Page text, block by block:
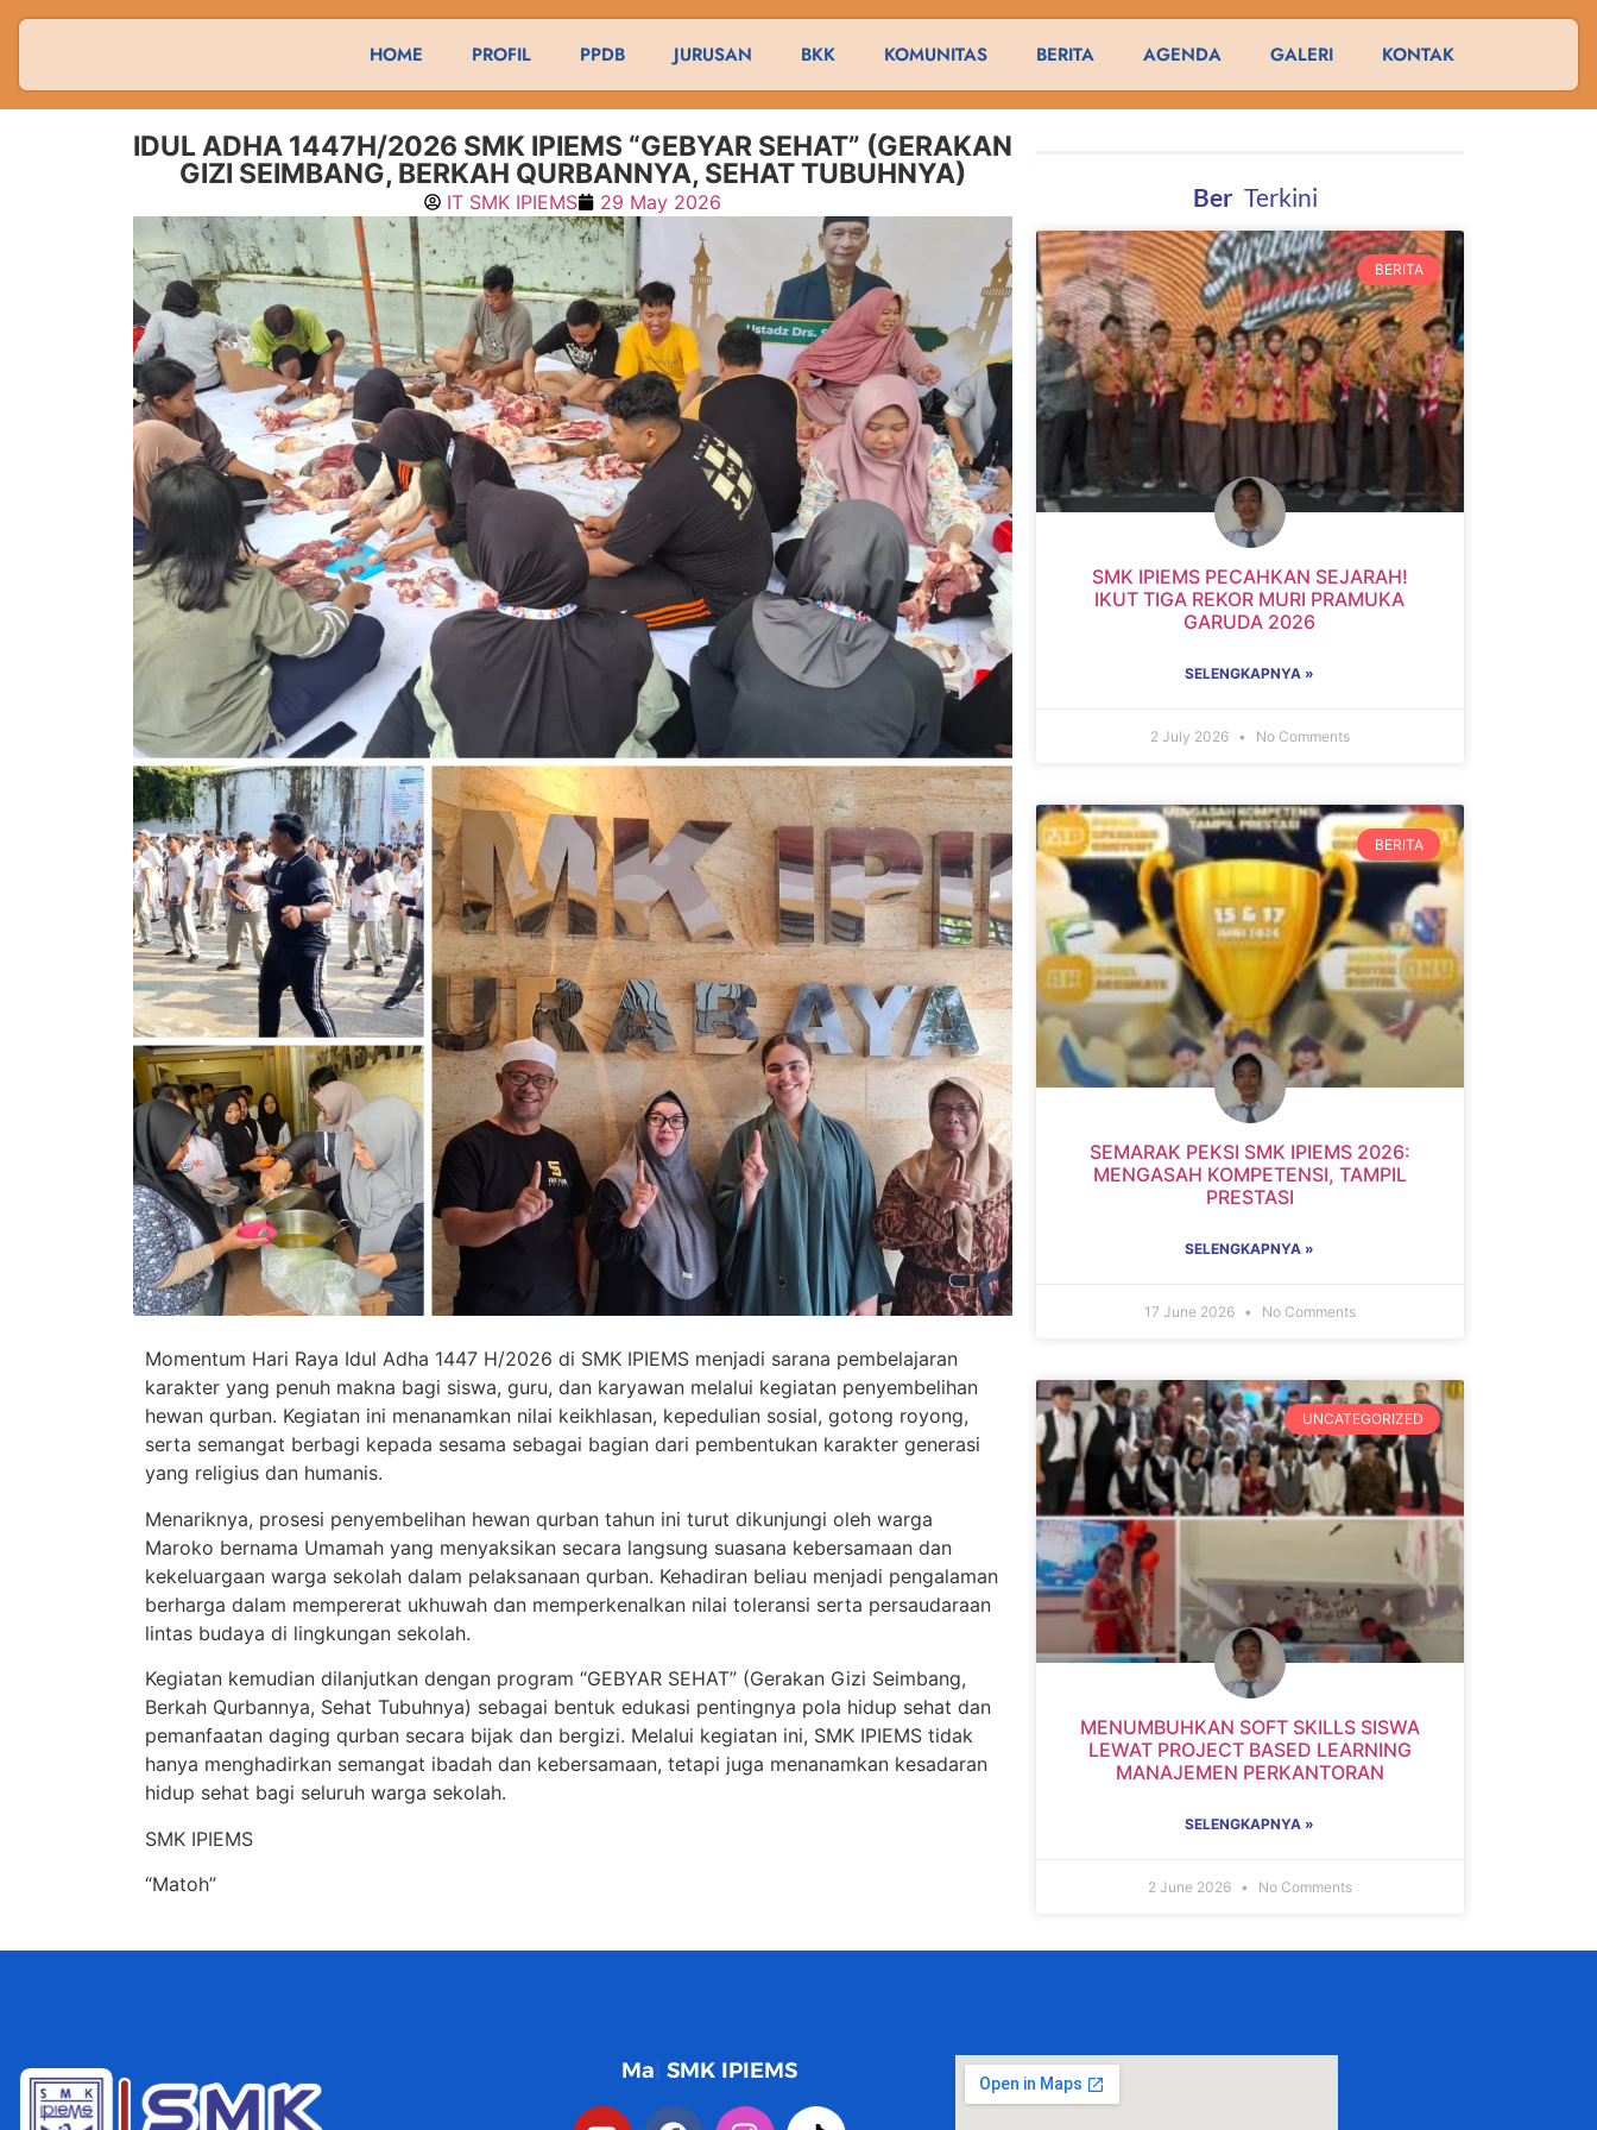
HOME PROFIL PPDB JURUSAN BKK KOMUNITAS BERITA AGENDA GALERI KONTAK
IDUL ADHA 1447H/2026 SMK IPIEMS “GEBYAR SEHAT” (GERAKAN
GIZI SEIMBANG, BERKAH QURBANNYA, SEHAT TUBUHNYA)
IT SMK IPIEMS 29 May 2026
Momentum Hari Raya Idul Adha 1447 H/2026 di SMK IPIEMS menjadi sarana pembelajaran
karakter yang penuh makna bagi siswa, guru, dan karyawan melalui kegiatan penyembelihan
hewan qurban. Kegiatan ini menanamkan nilai keikhlasan, kepedulian sosial, gotong royong,
serta semangat berbagi kepada sesama sebagai bagian dari pembentukan karakter generasi
yang religius dan humanis.
Menariknya, prosesi penyembelihan hewan qurban tahun ini turut dikunjungi oleh warga
Maroko bernama Umamah yang menyaksikan secara langsung suasana kebersamaan dan
kekeluargaan warga sekolah dalam pelaksanaan qurban. Kehadiran beliau menjadi pengalaman
berharga dalam mempererat ukhuwah dan memperkenalkan nilai toleransi serta persaudaraan
lintas budaya di lingkungan sekolah.
Kegiatan kemudian dilanjutkan dengan program “GEBYAR SEHAT” (Gerakan Gizi Seimbang,
Berkah Qurbannya, Sehat Tubuhnya) sebagai bentuk edukasi pentingnya pola hidup sehat dan
pemanfaatan daging qurban secara bijak dan bergizi. Melalui kegiatan ini, SMK IPIEMS tidak
hanya menghadirkan semangat ibadah dan kebersamaan, tetapi juga menanamkan kesadaran
hidup sehat bagi seluruh warga sekolah.
SMK IPIEMS
“Matoh”
Berit a Terkini
BERITA
SMK IPIEMS PECAHKAN SEJARAH!
IKUT TIGA REKOR MURI PRAMUKA
GARUDA 2026
SELENGKAPNYA »
2 July 2026 No Comments
BERITA
SEMARAK PEKSI SMK IPIEMS 2026:
MENGASAH KOMPETENSI, TAMPIL
PRESTASI
SELENGKAPNYA »
17 June 2026 No Comments
UNCATEGORIZED
MENUMBUHKAN SOFT SKILLS SISWA
LEWAT PROJECT BASED LEARNING
MANAJEMEN PERKANTORAN
SELENGKAPNYA »
2 June 2026 No Comments
Maju sukses ber SMK IPIEMS